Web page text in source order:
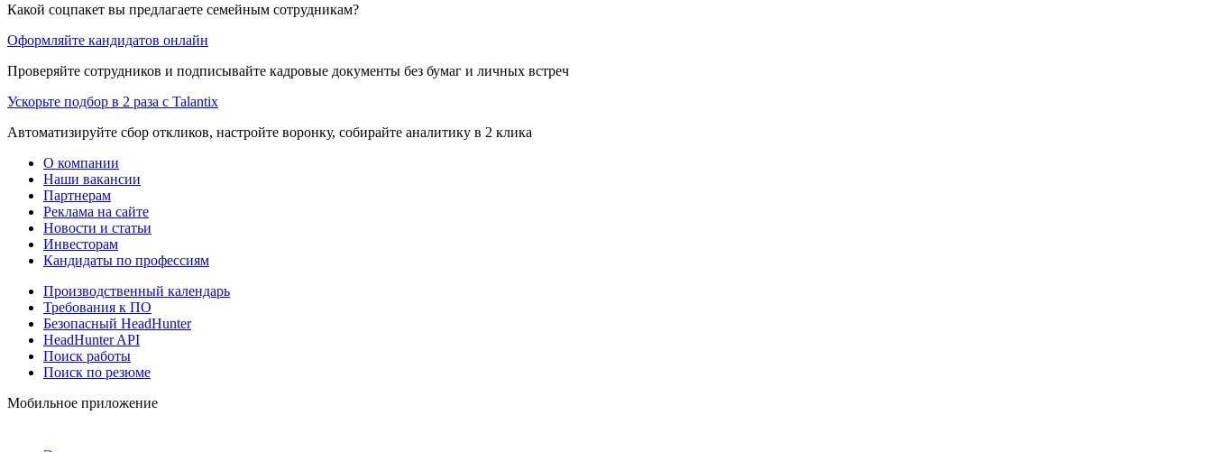
Какой соцпакет вы предлагаете семейным сотрудникам?
Оформляйте кандидатов онлайн
Проверяйте сотрудников и подписывайте кадровые документы без бумаг и личных встреч
Ускорьте подбор в 2 раза с Talantix
Автоматизируйте сбор откликов, настройте воронку, собирайте аналитику в 2 клика
О компании
Наши вакансии
Партнерам
Реклама на сайте
Новости и статьи
Инвесторам
Кандидаты по профессиям
Производственный календарь
Требования к ПО
Безопасный HeadHunter
HeadHunter API
Поиск работы
Поиск по резюме
Мобильное приложение